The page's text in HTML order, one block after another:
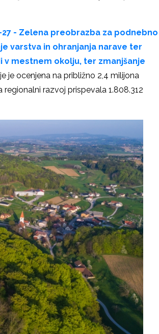
- Zelena preobrazba za podnebno
varstva in ohranjanja narave ter
mestnem okolju, ter zmanjšanje
je ocenjena na približno 2,4 milijona
razvoj prispevala 1.808.312